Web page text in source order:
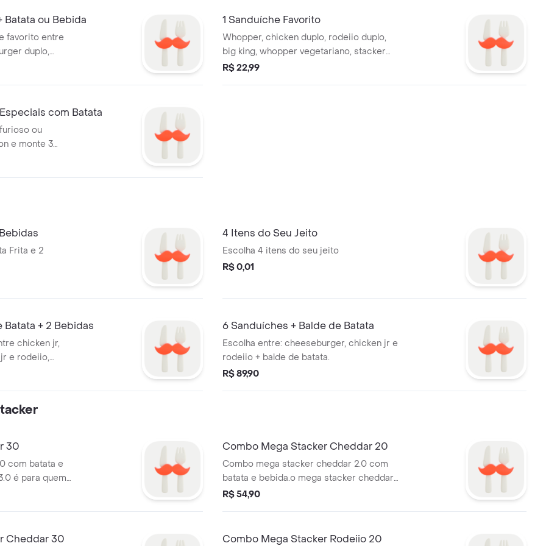
Batata ou Bebida
favorito entre
duplo,
whopper duplo
aproveitar
de sabor do
1 Sanduíche Favorito
Whopper, chicken duplo, rodeiio duplo,
big king, whopper vegetariano, stacker
duplo ou cheeseburger duplo.cada um
R$ 22,99
com Batata
ou
e monte 3
3
Frita e 2
4 Itens do Seu Jeito
Escolha 4 itens do seu jeito
R$ 0,01
Batata + 2 Bebidas
chicken jr,
e rodeiio,
de batata
mais
a galera
6 Sanduíches + Balde de Batata
Escolha entre: cheeseburger, chicken jr e
rodeiio + balde de batata.
R$ 89,90
30
com batata e
é para quem
três carnes
e o exclusivo
Combo Mega Stacker Cheddar 20
Combo mega stacker cheddar 2.0 com
batata e bebida.o mega stacker cheddar
2.0 traz duas suculentas carnes bovinas
fatias de bacon crocante e o exclusivo
R$ 54,90
Cheddar 30 Combo Mega Stacker Rodeiio 20